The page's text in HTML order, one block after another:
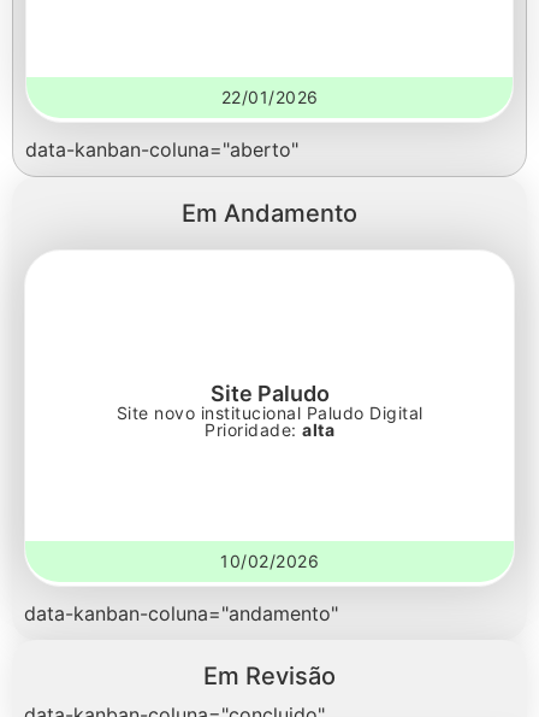
22/01/2026
data-kanban-coluna="aberto"
Em Andamento
Site Paludo
Site novo institucional Paludo Digital
Prioridade: alta
10/02/2026
data-kanban-coluna="andamento"
Em Revisão